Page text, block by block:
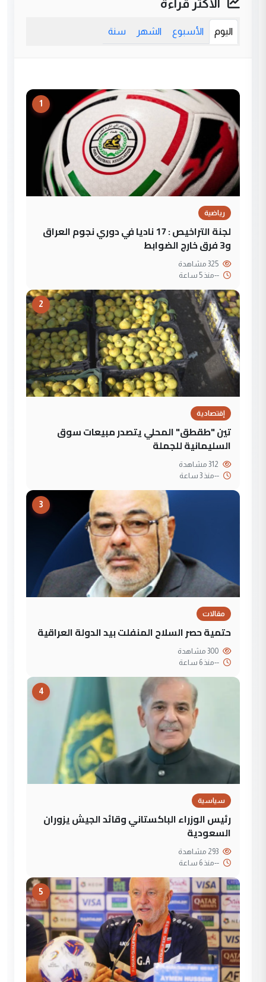
الأكثر قراءة
اليوم الأسبوع الشهر سنة
1
رياضية
لجنة التراخيص : 17 ناديا في دوري نجوم العراق
و3 فرق خارج الضوابط
--منذ 5 ساعة
2
إقتصادية
تين "طقطق" المحلي يتصدر مبيعات سوق
السليمانية للجملة
--منذ 3 ساعة
3
مقالات
حتمية حصر السلاح المنفلت بيد الدولة العراقية
--منذ 6 ساعة
4
سياسية
رئيس الوزراء الباكستاني وقائد الجيش يزوران
السعودية
--منذ 6 ساعة
5